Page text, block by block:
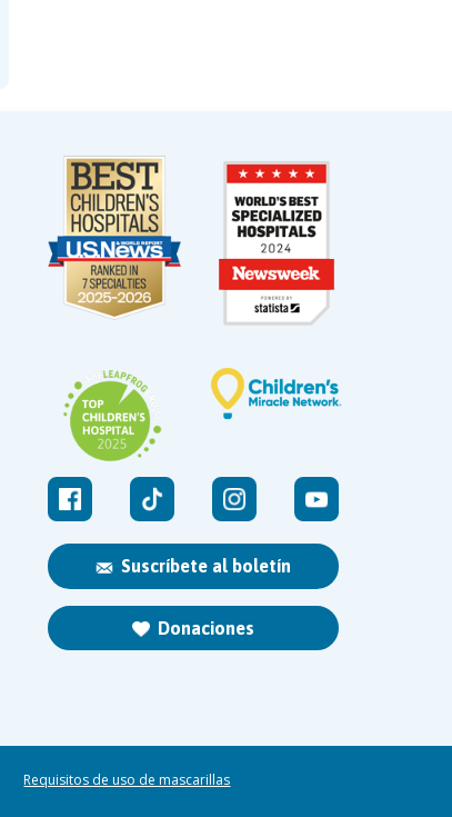
Suscríbete al boletín
Donaciones
Requisitos de uso de mascarillas